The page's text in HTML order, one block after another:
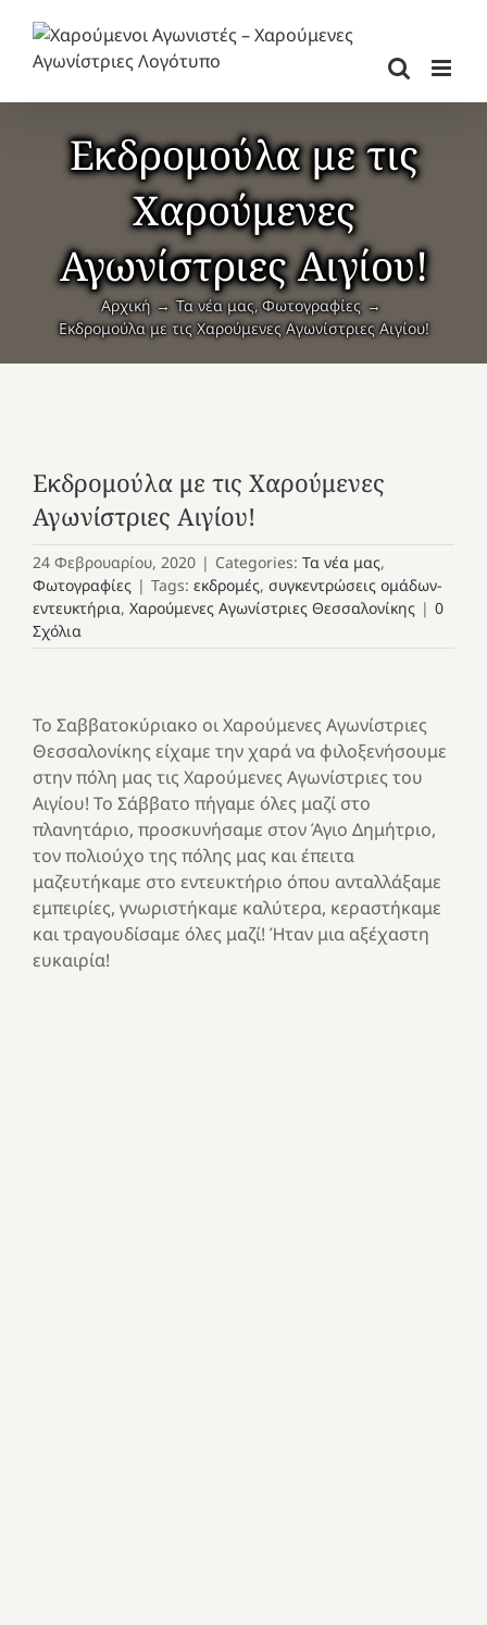
περιεχόμενο
Εκδρομούλα με τις
Χαρούμενες
Αγωνίστριες Αιγίου!
Αρχική Τα νέα μας Φωτογραφίες
Εκδρομούλα με τις Χαρούμενες Αγωνίστριες Αιγίου!
Εκδρομούλα με τις Χαρούμενες
Αγωνίστριες Αιγίου!
24 Φεβρουαρίου, 2020 | Categories: Τα νέα μας,
Φωτογραφίες | Tags: εκδρομές, συγκεντρώσεις ομάδων-
εντευκτήρια, Χαρούμενες Αγωνίστριες Θεσσαλονίκης | 0
Σχόλια
Το Σαββατοκύριακο οι Χαρούμενες Αγωνίστριες
Θεσσαλονίκης είχαμε την χαρά να φιλοξενήσουμε
στην πόλη μας τις Χαρούμενες Αγωνίστριες του
Αιγίου! Το Σάββατο πήγαμε όλες μαζί στο
πλανητάριο, προσκυνήσαμε στον Άγιο Δημήτριο,
τον πολιούχο της πόλης μας και έπειτα
μαζευτήκαμε στο εντευκτήριο όπου ανταλλάξαμε
εμπειρίες, γνωριστήκαμε καλύτερα, κεραστήκαμε
και τραγουδίσαμε όλες μαζί! Ήταν μια αξέχαστη
ευκαιρία!